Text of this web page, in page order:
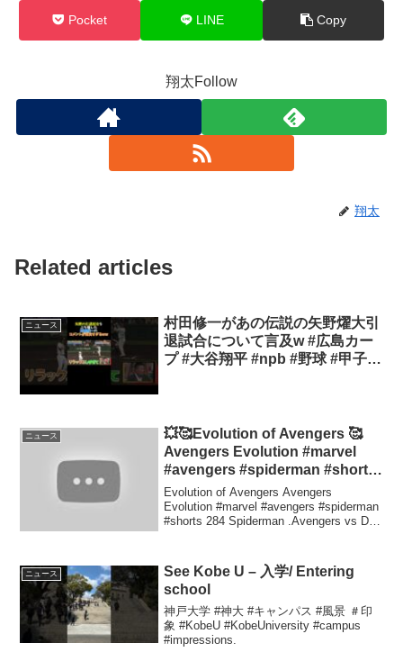
Pocket LINE Copy
翔太Follow
翔太
Related articles
ニュース
村田修一があの伝説の矢野燿大引
退試合について言及w #広島カー
プ #大谷翔平 #npb #野球 #甲子園
ニュース
💥🥰Evolution of Avengers 🥰
Avengers Evolution #marvel
#avengers #spiderman #shorts
284
Evolution of Avengers Avengers
Evolution #marvel #avengers #spiderman
#shorts 284 Spiderman .Avengers vs DC
ニュース
See Kobe U – 入学/ Entering
school
神戸大学 #神大 #キャンパス #風景 ＃印
象 #KobeU #KobeUniversity #campus
#impressions.